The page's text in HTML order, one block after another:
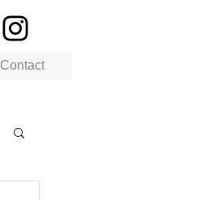
Contact